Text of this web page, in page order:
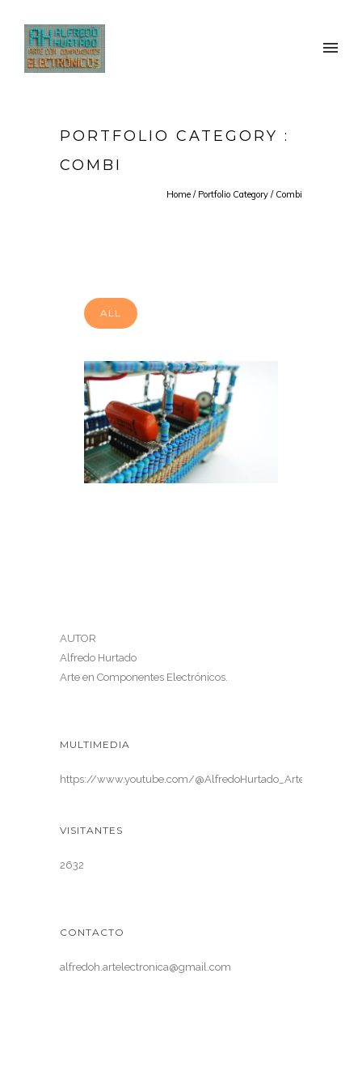
PORTFOLIO CATEGORY :
COMBI
Home / Portfolio Category / Combi
ALL
COMBI
Combi
AUTOR
Alfredo Hurtado
Arte en Componentes Electrónicos.
MULTIMEDIA
https://www.youtube.com/@AlfredoHurtado_ArteElectronica
VISITANTES
2632
CONTACTO
alfredoh.artelectronica@gmail.com